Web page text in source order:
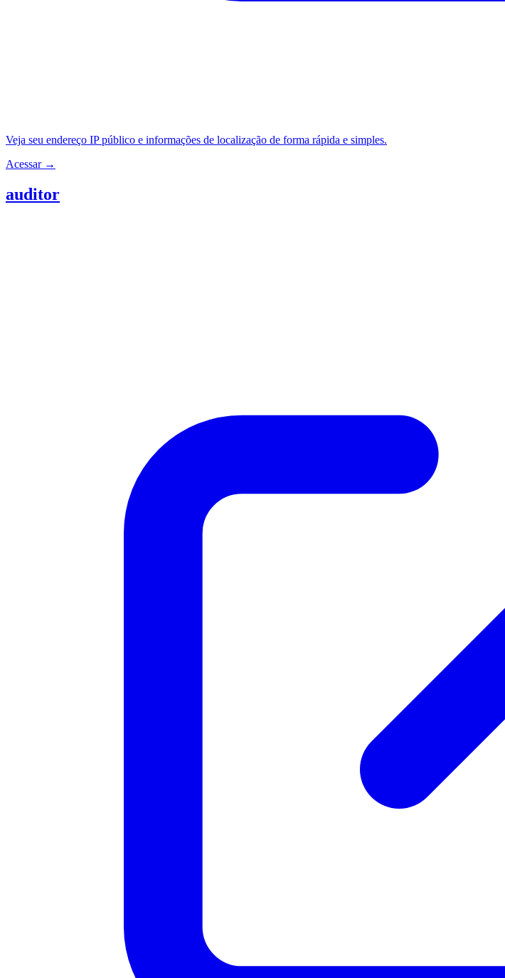
Veja seu endereço IP público e informações de localização de forma rápida e simples.
Acessar →
auditor